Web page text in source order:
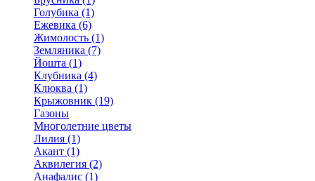
Голубика (1)
Ежевика (6)
Жимолость (1)
Земляника (7)
Йошта (1)
Клубника (4)
Клюква (1)
Крыжовник (19)
Газоны
Многолетние цветы
Лилия (1)
Акант (1)
Аквилегия (2)
Анафалис (1)